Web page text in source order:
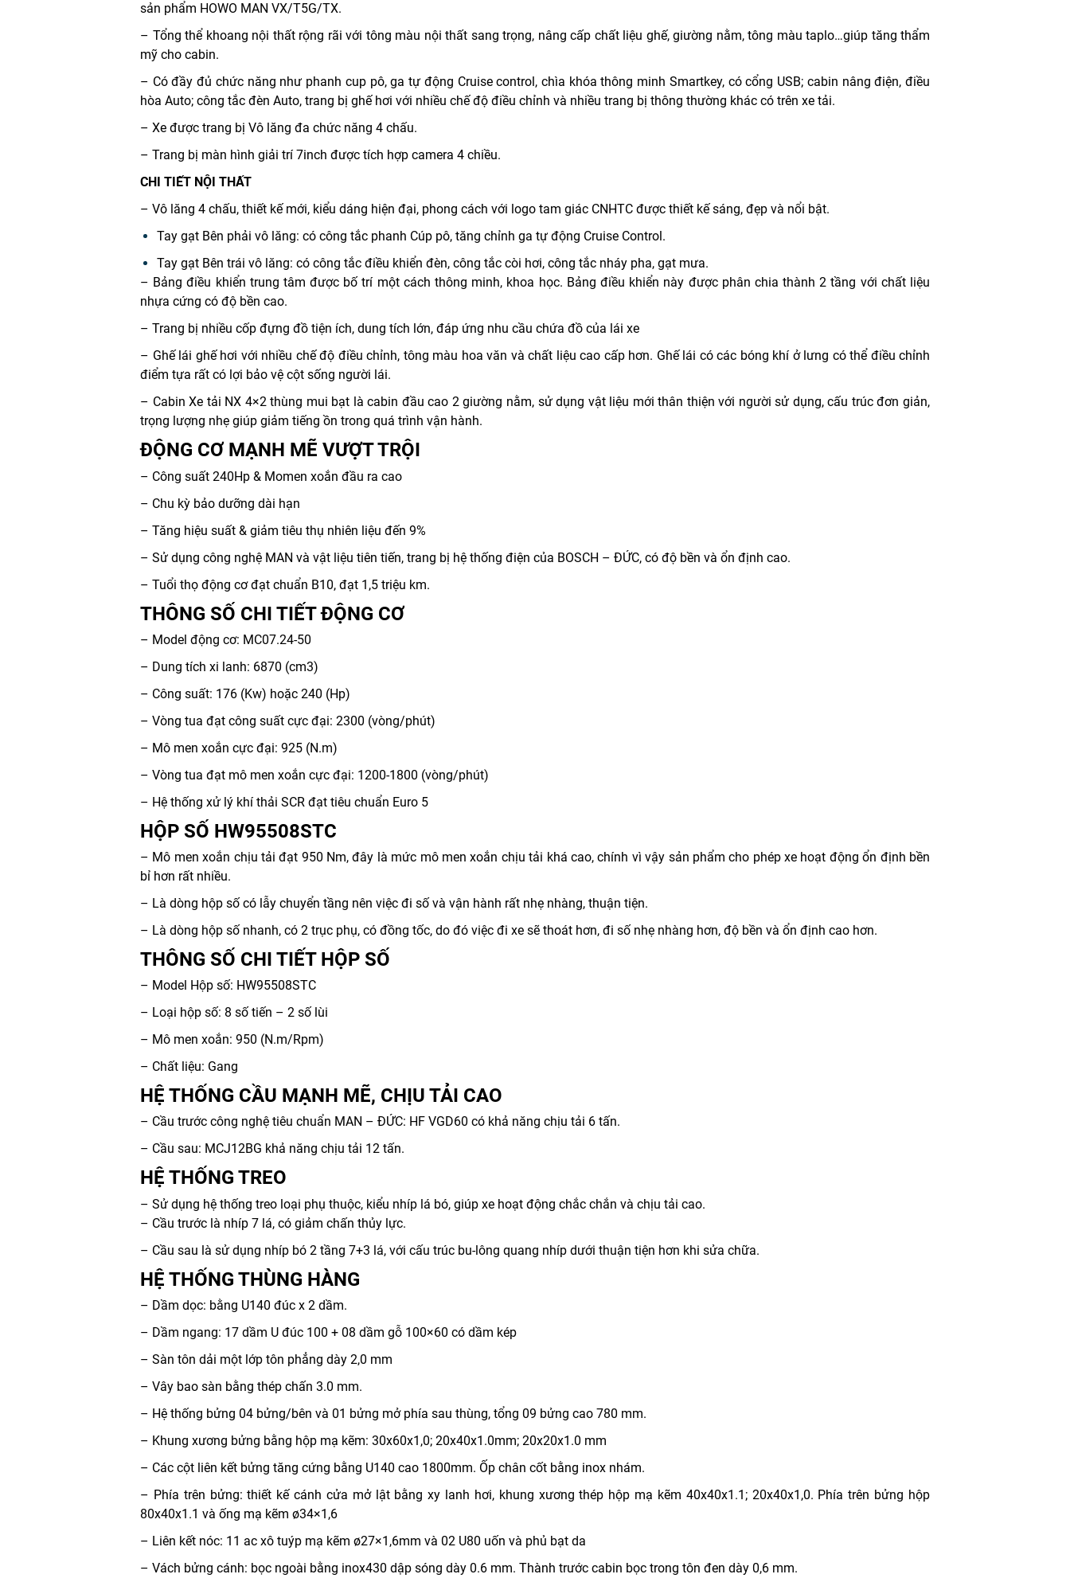
sản phẩm HOWO MAN VX/T5G/TX.
– Tổng thể khoang nội thất rộng rãi với tông màu nội thất sang trọng, nâng cấp chất liệu ghế, giường nằm, tông màu taplo…giúp tăng thẩm
mỹ cho cabin.
– Có đầy đủ chức năng như phanh cup pô, ga tự động Cruise control, chìa khóa thông minh Smartkey, có cổng USB; cabin nâng điện, điều
hòa Auto; công tắc đèn Auto, trang bị ghế hơi với nhiều chế độ điều chỉnh và nhiều trang bị thông thường khác có trên xe tải.
– Xe được trang bị Vô lăng đa chức năng 4 chấu.
– Trang bị màn hình giải trí 7inch được tích hợp camera 4 chiều.
CHI TIẾT NỘI THẤT
– Vô lăng 4 chấu, thiết kế mới, kiểu dáng hiện đại, phong cách với logo tam giác CNHTC được thiết kế sáng, đẹp và nổi bật.
Tay gạt Bên phải vô lăng: có công tắc phanh Cúp pô, tăng chỉnh ga tự động Cruise Control.
Tay gạt Bên trái vô lăng: có công tắc điều khiển đèn, công tắc còi hơi, công tắc nháy pha, gạt mưa.
– Bảng điều khiển trung tâm được bố trí một cách thông minh, khoa học. Bảng điều khiển này được phân chia thành 2 tầng với chất liệu
nhựa cứng có độ bền cao.
– Trang bị nhiều cốp đựng đồ tiện ích, dung tích lớn, đáp ứng nhu cầu chứa đồ của lái xe
– Ghế lái ghế hơi với nhiều chế độ điều chỉnh, tông màu hoa văn và chất liệu cao cấp hơn. Ghế lái có các bóng khí ở lưng có thể điều chỉnh
điểm tựa rất có lợi bảo vệ cột sống người lái.
– Cabin Xe tải NX 4×2 thùng mui bạt là cabin đầu cao 2 giường nằm, sử dụng vật liệu mới thân thiện với người sử dụng, cấu trúc đơn giản,
trọng lượng nhẹ giúp giảm tiếng ồn trong quá trình vận hành.
ĐỘNG CƠ MẠNH MẼ VƯỢT TRỘI
– Công suất 240Hp & Momen xoắn đầu ra cao
– Chu kỳ bảo dưỡng dài hạn
– Tăng hiệu suất & giảm tiêu thụ nhiên liệu đến 9%
– Sử dụng công nghệ MAN và vật liệu tiên tiến, trang bị hệ thống điện của BOSCH – ĐỨC, có độ bền và ổn định cao.
– Tuổi thọ động cơ đạt chuẩn B10, đạt 1,5 triệu km.
THÔNG SỐ CHI TIẾT ĐỘNG CƠ
– Model động cơ: MC07.24-50
– Dung tích xi lanh: 6870 (cm3)
– Công suất: 176 (Kw) hoặc 240 (Hp)
– Vòng tua đạt công suất cực đại: 2300 (vòng/phút)
– Mô men xoắn cực đại: 925 (N.m)
– Vòng tua đạt mô men xoắn cực đại: 1200-1800 (vòng/phút)
– Hệ thống xử lý khí thải SCR đạt tiêu chuẩn Euro 5
HỘP SỐ HW95508STC
– Mô men xoắn chịu tải đạt 950 Nm, đây là mức mô men xoắn chịu tải khá cao, chính vì vậy sản phẩm cho phép xe hoạt động ổn định bền
bỉ hơn rất nhiều.
– Là dòng hộp số có lẫy chuyển tầng nên việc đi số và vận hành rất nhẹ nhàng, thuận tiện.
– Là dòng hộp số nhanh, có 2 trục phụ, có đồng tốc, do đó việc đi xe sẽ thoát hơn, đi số nhẹ nhàng hơn, độ bền và ổn định cao hơn.
THÔNG SỐ CHI TIẾT HỘP SỐ
– Model Hộp số: HW95508STC
– Loại hộp số: 8 số tiến – 2 số lùi
– Mô men xoắn: 950 (N.m/Rpm)
– Chất liệu: Gang
HỆ THỐNG CẦU MẠNH MẼ, CHỊU TẢI CAO
– Cầu trước công nghệ tiêu chuẩn MAN – ĐỨC: HF VGD60 có khả năng chịu tải 6 tấn.
– Cầu sau: MCJ12BG khả năng chịu tải 12 tấn.
HỆ THỐNG TREO
– Sử dụng hệ thống treo loại phụ thuộc, kiểu nhíp lá bó, giúp xe hoạt động chắc chắn và chịu tải cao.
– Cầu trước là nhíp 7 lá, có giảm chấn thủy lực.
– Cầu sau là sử dụng nhíp bó 2 tầng 7+3 lá, với cấu trúc bu-lông quang nhíp dưới thuận tiện hơn khi sửa chữa.
HỆ THỐNG THÙNG HÀNG
– Dầm dọc: bằng U140 đúc x 2 dầm.
– Dầm ngang: 17 dầm U đúc 100 + 08 dầm gỗ 100×60 có dầm kép
– Sàn tôn dải một lớp tôn phẳng dày 2,0 mm
– Vây bao sàn bằng thép chấn 3.0 mm.
– Hệ thống bửng 04 bửng/bên và 01 bửng mở phía sau thùng, tổng 09 bửng cao 780 mm.
– Khung xương bửng bằng hộp mạ kẽm: 30x60x1,0; 20x40x1.0mm; 20x20x1.0 mm
– Các cột liên kết bửng tăng cứng bằng U140 cao 1800mm. Ốp chân cốt bằng inox nhám.
– Phía trên bửng: thiết kế cánh cửa mở lật bằng xy lanh hơi, khung xương thép hộp mạ kẽm 40x40x1.1; 20x40x1,0. Phía trên bửng hộp
80x40x1.1 và ống mạ kẽm ø34×1,6
– Liên kết nóc: 11 ac xô tuýp mạ kẽm ø27×1,6mm và 02 U80 uốn và phủ bạt da
– Vách bửng cánh: bọc ngoài bằng inox430 dập sóng dày 0.6 mm. Thành trước cabin bọc trong tôn đen dày 0,6 mm.